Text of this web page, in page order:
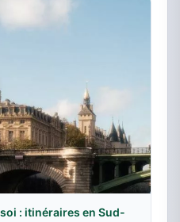
: itinéraires en Sud-